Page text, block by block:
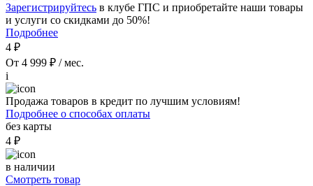
Зарегистрируйтесь в клубе ГПС и приобретайте наши товары
и услуги со скидками до 50%!
Подробнее
4 ₽
От 4 999 ₽ / мес.
i
Продажа товаров в кредит по лучшим условиям!
Подробнее о способах оплаты
без карты
4 ₽
в наличии
Смотреть товар